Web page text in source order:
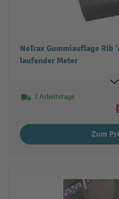
NoTrax Gummiauflage Rib
laufender Meter
7 Arbeitstage
Zum